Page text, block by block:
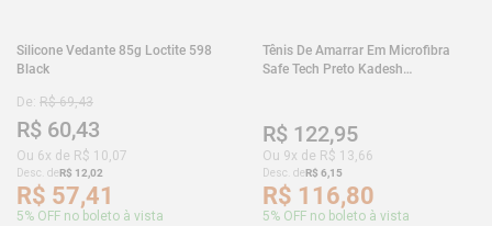
Silicone Vedante 85g Loctite 598
Black
De: R$ 69,43
R$ 60,43
Ou 6x de R$ 10,07
Desc. deR$ 12,02
R$ 57,41
5% OFF no boleto à vista
Tênis De Amarrar Em Microfibra
Safe Tech Preto Kadesh
R$ 122,95
Ou 9x de R$ 13,66
Desc. deR$ 6,15
R$ 116,80
5% OFF no boleto à vista